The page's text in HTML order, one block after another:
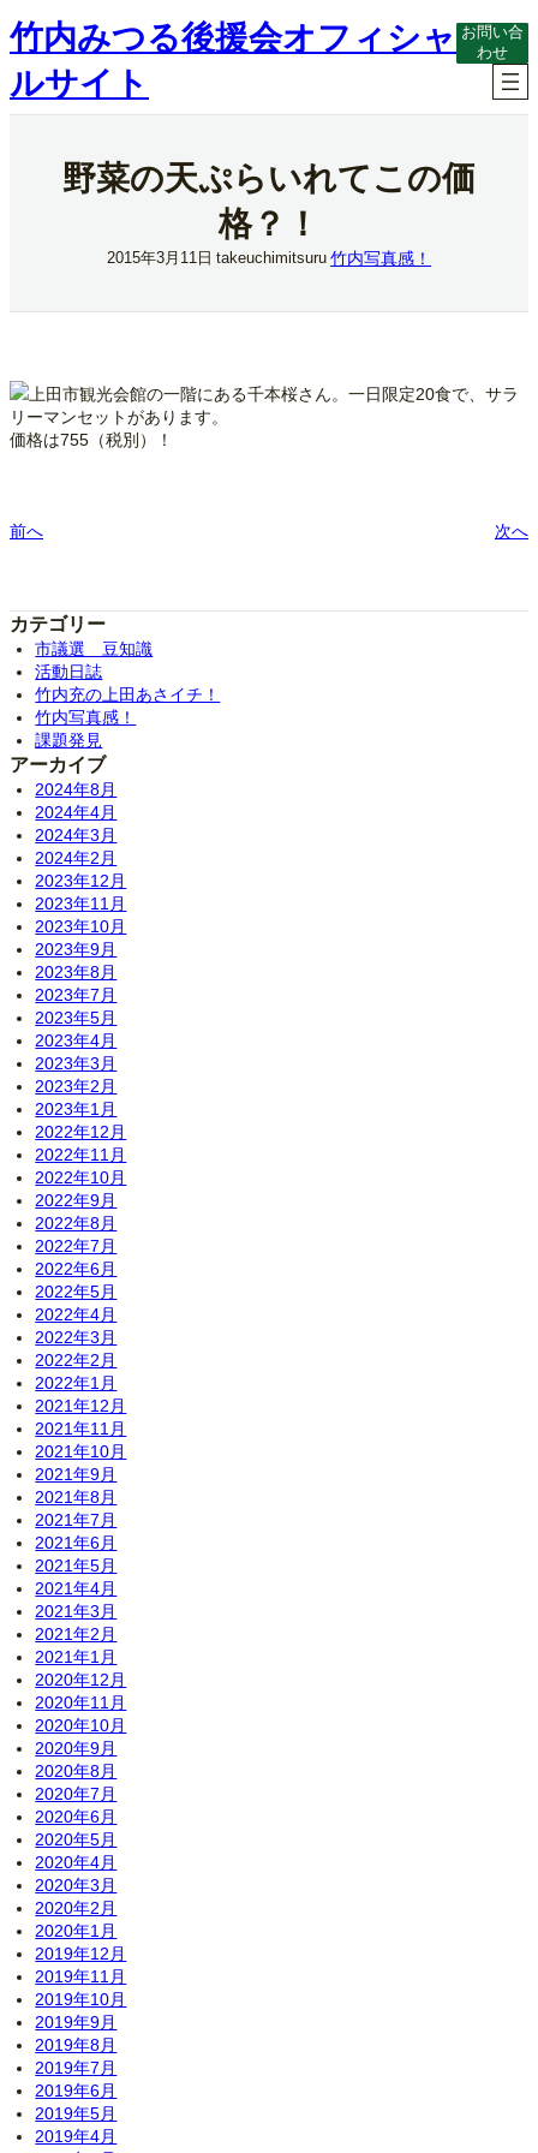
内
容
ス
キ
竹内みつる後援会オフィシャ
ルサイト
お問い合
わせ
野菜の天ぷらいれてこの価
格？！
2015年3月11日 takeuchimitsuru 竹内写真感！
上田市観光会館の一階にある千本桜さん。一日限定20食で、サラ
リーマンセットがあります。
価格は755（税別）！
前へ 次へ
カテゴリー
市議選 豆知識
活動日誌
竹内充の上田あさイチ！
竹内写真感！
課題発見
アーカイブ
2024年8月
2024年4月
2024年3月
2024年2月
2023年12月
2023年11月
2023年10月
2023年9月
2023年8月
2023年7月
2023年5月
2023年4月
2023年3月
2023年2月
2023年1月
2022年12月
2022年11月
2022年10月
2022年9月
2022年8月
2022年7月
2022年6月
2022年5月
2022年4月
2022年3月
2022年2月
2022年1月
2021年12月
2021年11月
2021年10月
2021年9月
2021年8月
2021年7月
2021年6月
2021年5月
2021年4月
2021年3月
2021年2月
2021年1月
2020年12月
2020年11月
2020年10月
2020年9月
2020年8月
2020年7月
2020年6月
2020年5月
2020年4月
2020年3月
2020年2月
2020年1月
2019年12月
2019年11月
2019年10月
2019年9月
2019年8月
2019年7月
2019年6月
2019年5月
2019年4月